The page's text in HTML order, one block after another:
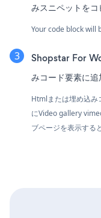
みスニペットを
Your code block will
Shopstar For
みコード要素に追
Htmlまたは埋め込
にVideo gallery
ブページを表示する